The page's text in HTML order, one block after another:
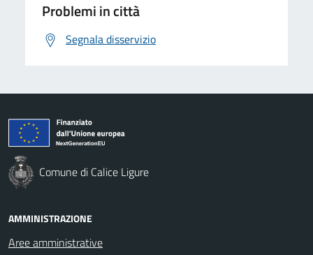
Problemi in città
Segnala disservizio
Comune di Calice Ligure
AMMINISTRAZIONE
Aree amministrative